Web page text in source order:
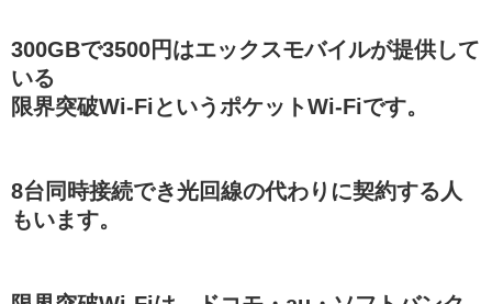
300GBで3500円はエックスモバイルが提供して
いる
限界突破Wi-FiというポケットWi-Fiです。
8台同時接続でき光回線の代わりに契約する人
もいます。